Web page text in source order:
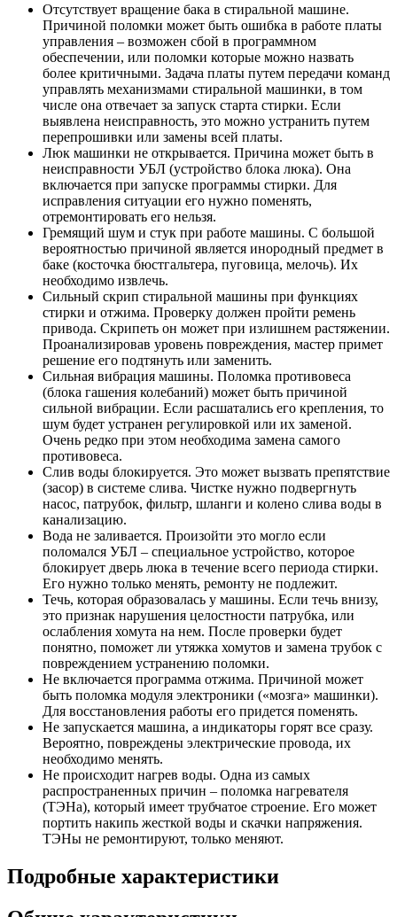
Отсутствует вращение бака в стиральной машине.
Причиной поломки может быть ошибка в работе платы
управления – возможен сбой в программном
обеспечении, или поломки которые можно назвать
более критичными. Задача платы путем передачи команд
управлять механизмами стиральной машинки, в том
числе она отвечает за запуск старта стирки. Если
выявлена неисправность, это можно устранить путем
перепрошивки или замены всей платы.
Люк машинки не открывается. Причина может быть в
неисправности УБЛ (устройство блока люка). Она
включается при запуске программы стирки. Для
исправления ситуации его нужно поменять,
отремонтировать его нельзя.
Гремящий шум и стук при работе машины. С большой
вероятностью причиной является инородный предмет в
баке (косточка бюстгальтера, пуговица, мелочь). Их
необходимо извлечь.
Сильный скрип стиральной машины при функциях
стирки и отжима. Проверку должен пройти ремень
привода. Скрипеть он может при излишнем растяжении.
Проанализировав уровень повреждения, мастер примет
решение его подтянуть или заменить.
Сильная вибрация машины. Поломка противовеса
(блока гашения колебаний) может быть причиной
сильной вибрации. Если расшатались его крепления, то
шум будет устранен регулировкой или их заменой.
Очень редко при этом необходима замена самого
противовеса.
Слив воды блокируется. Это может вызвать препятствие
(засор) в системе слива. Чистке нужно подвергнуть
насос, патрубок, фильтр, шланги и колено слива воды в
канализацию.
Вода не заливается. Произойти это могло если
поломался УБЛ – специальное устройство, которое
блокирует дверь люка в течение всего периода стирки.
Его нужно только менять, ремонту не подлежит.
Течь, которая образовалась у машины. Если течь внизу,
это признак нарушения целостности патрубка, или
ослабления хомута на нем. После проверки будет
понятно, поможет ли утяжка хомутов и замена трубок с
повреждением устранению поломки.
Не включается программа отжима. Причиной может
быть поломка модуля электроники («мозга» машинки).
Для восстановления работы его придется поменять.
Не запускается машина, а индикаторы горят все сразу.
Вероятно, повреждены электрические провода, их
необходимо менять.
Не происходит нагрев воды. Одна из самых
распространенных причин – поломка нагревателя
(ТЭНа), который имеет трубчатое строение. Его может
портить накипь жесткой воды и скачки напряжения.
ТЭНы не ремонтируют, только меняют.
Подробные характеристики